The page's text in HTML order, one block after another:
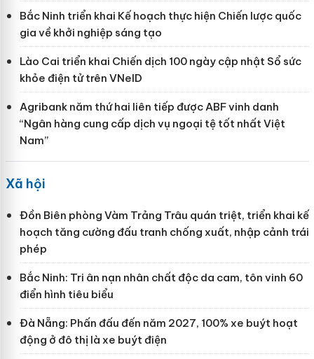
Bắc Ninh triển khai Kế hoạch thực hiện Chiến lược quốc
gia về khởi nghiệp sáng tạo
Lào Cai triển khai Chiến dịch 100 ngày cập nhật Sổ sức
khỏe điện tử trên VNeID
Agribank năm thứ hai liên tiếp được ABF vinh danh
“Ngân hàng cung cấp dịch vụ ngoại tệ tốt nhất Việt
Nam”
Xã hội
Đồn Biên phòng Vàm Trảng Trâu quán triệt, triển khai kế
hoạch tăng cường đấu tranh chống xuất, nhập cảnh trái
phép
Bắc Ninh: Tri ân nạn nhân chất độc da cam, tôn vinh 60
điển hình tiêu biểu
Đà Nẵng: Phấn đấu đến năm 2027, 100% xe buýt hoạt
động ở đô thị là xe buýt điện